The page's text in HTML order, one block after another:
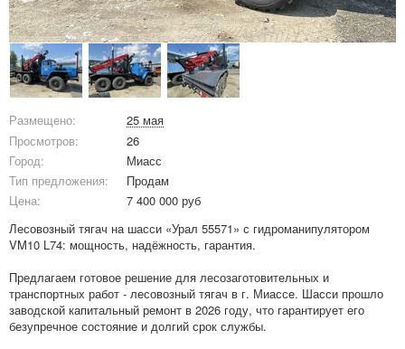
Размещено:
25 мая
Просмотров:
26
Город:
Миасс
Тип предложения:
Продам
Цена:
7 400 000 руб
Лесовозный тягач на шасси «Урал 55571» с гидроманипулятором
VM10 L74: мощность, надёжность, гарантия.
Предлагаем готовое решение для лесозаготовительных и
транспортных работ - лесовозный тягач в г. Миассе. Шасси прошло
заводской капитальный ремонт в 2026 году, что гарантирует его
безупречное состояние и долгий срок службы.